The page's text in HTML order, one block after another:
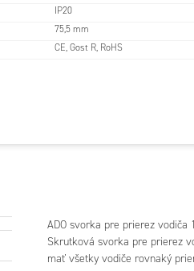
IP20
75,5 mm
CE, Gost R, RoHS
ADO svorka pre prierez vodiča
Skrutková svorka pre prierez
mať všetky vodiče rovnaký